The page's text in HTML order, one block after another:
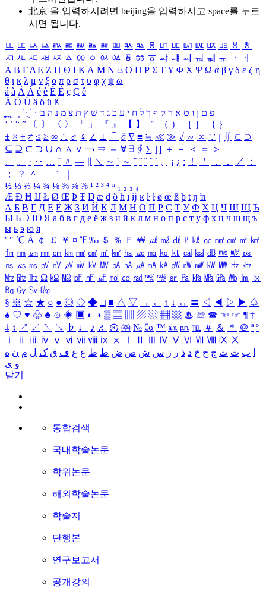
北京 을 입력하시려면 beijing을 입력하시고 space를 누르
시면 됩니다.
ㅥ ㅦ ㅧ ㅨ ㅩ ㅪ ㅫ ㅬ ㅭ ㅮ ㅯ ㅰ ㅱ ㅲ ㅳ ㅴ ㅵ ㅶ ㅷ ㅸ
ㅹ
ㅺ ㅻ ㅼ ㅽ ㅾ ㅿ ㆀ ㆁ ㆂ ㆃ ㆄ ㆅ ㆆ ㆇ ㆈ ㆉ ㆊ ㆋ ㆌ ㆍ
ㆎ
Α Β ΓΔ Ε Ζ Η Θ Ι ΚΛ Μ Ν Ξ Ο Π Ρ Σ ΤΥ Φ Χ Ψ Ω α β γ δ ε ζ η
θ ι κ λ μ ν ξ ο π ρ σ τ υ φ χ ψ ω
á à Á À é è É È ç Ç ê
Ä Ö Ü ä ö ü ß
ִֶֹ ֻּ ׁׂ פ ם ן ו ט א ר ק ף ך ל ח י ע כ ג ד ש ץ ת צ מ נ ה ב
‘ ’ “ ” 〔 〕 〈 〉 「 」 『 』 【 】 ＂ （ ） ［ ］ ｛ ｝
± × ÷ ≠ ≤ ≥ ∞ ∴ ♂ ♀ ∠ ⊥ ⌒ ∂ ∇ ≡ ≒ ≪ ≫ √ ∽ ∝ ∵ ∫ ∬ ∈ ∋
⊆ ⊇ ⊂ ⊃ ∪ ∩ ∧ ∨ ￢ ⇒ ⇔ ∀ ∃ ∮ ∑ ∏ ＋ － ＜ ＝
＞
、
。 · ‥ … ¨ 〃 ― ＼ ∼ ´ ～ ˇ ˘ ˝ ˚ ˙ ¸ ¡ ¿ ː ！ ＇ ， ． ／
：
；
？ ＾ ｀
½ ⅓ ⅔ ¼ ¾ ⅛ ⅜ ⅝ ⅞ ¹ ² ³ ⁴ ⁿ ₁ ₂ ₃ ₄
Æ Ð Ħ Ĳ Ł Ø Œ Þ Ŧ Ŋ æ đ ð ħ ı ĳ ĸ ŀ ł ø œ ß þ ŧ ŋ ŉ
А Б В Г Д Е Ё Ж З И Й К Л М Н О П Р С Т У Ф Х Ц Ч Ш Щ Ъ
Ы Ь Э Ю Я а б в г д е ё ж з и й к л м н о п р с т у ф х ц ч ш щ ъ
ы ь э ю я
′ ″ ℃ Å ￠ ￡ ￥ ¤ ℉ ‰ ＄ ％ Ｆ ￦ ㎕ ㎖ ㎗ ℓ ㎘ ㏄ ㎣ ㎤ ㎥ ㎦
㎙ ㎚ ㎛ ㎜ ㎝ ㎞ ㎟ ㎠ ㎡ ㎢ ㏊ ㎍ ㎎ ㎏ ㏏ ㎈ ㎉ ㏈ ㎧ ㎨ ㎰
㎱ ㎲ ㎳ ㎴ ㎵ ㎶ ㎷ ㎸ ㎹ ㎀ ㎁ ㎂ ㎃ ㎄ ㎺ ㎻ ㎽ ㎾ ㎿ ㎐ ㎑
㎒ ㎓ ㎔ Ω ㏀ ㏁ ㎊ ㎋ ㎌ ㏖ ㏅ ㎭ ㎮ ㎯ ㏛ ㎩ ㎪ ㎫ ㎬ ㏝ ㏐
㏓
㏃ ㏉ ㏜ ㏆
§ ※ ☆ ★ ○ ● ◎ ◇ ◆ □ ■ △ ▽ → ← ↑ ↓ ↔ 〓 ◁ ◀ ▷ ▶ ♤
♠ ♡ ♥ ♧ ♣ ⊙ ◈ ▣ ◐ ◑ ▒ ▤ ▨ ▧ ▦ ▩ ♨ ☏ ☎ ☜ ☞ ¶ †
‡ ↕ ↗ ↙ ↖ ↘ ♭ ♩ ♪ ♬ ㉿ ㈜ № ㏇ ™ ㏂ ㏘ ℡ ＃ ＆ ＊ ＠ ª º
ⅰ
ⅱ ⅲ ⅳ ⅴ ⅵ ⅶ ⅷ ⅸ ⅹ Ⅳ Ⅴ Ⅵ Ⅶ Ⅷ Ⅸ Ⅹ
ب ت ث ج ح خ د ذ ر ز س ش ص ض ط ظ ع غ ف ق ک ل م ن ه
و ی
닫기
통합검색
국내학술논문
학위논문
해외학술논문
학술지
단행본
연구보고서
공개강의